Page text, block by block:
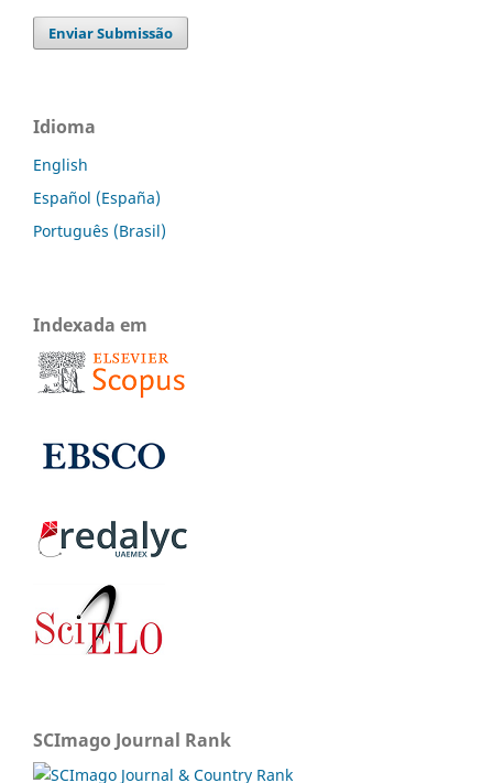
Enviar Submissão
Idioma
English
Español (España)
Português (Brasil)
Indexada em
SCImago Journal Rank